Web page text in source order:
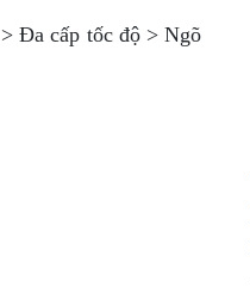
Đa cấp tốc độ > Ngõ